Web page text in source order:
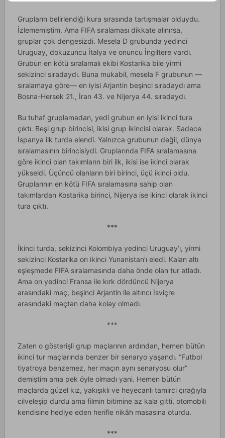
Grupların belirlendiği kura sırasında tartışmalar olduydu.
İzlememiştim. Ama FIFA sıralaması dikkate alınırsa,
gruplar çok dengesizdi. Mesela D grubunda yedinci
Uruguay, dokuzuncu İtalya ve onuncu İngiltere vardı.
Grubun en kötü sıralamalı ekibi Kostarika bile yirmi
sekizinci sıradaydı. Buna mukabil, mesela F grubunun —
sıralamaya göre— en iyisi Arjantin beşinci sıradaydı ama
Bosna-Hersek 21., İran 43. ve Nijerya 44. sıradaydı.
Bu tuhaf gruplamadan, yedi grubun en iyisi ikinci tura
çıktı. Beşi grup birincisi, ikisi grup ikincisi olarak. Sadece
İspanya ilk turda elendi. Yalnızca grubunun değil, dünya
sıralamasının birincisiydi. Gruplarında FIFA sıralamasına
göre ikinci olan takımların biri ilk, ikisi ise ikinci olarak
yükseldi. Üçüncü olanların biri birinci, üçü ikinci oldu.
Gruplarının en kötü FIFA sıralamasına sahip olan
takımlardan Kostarika birinci, Nijerya ise ikinci olarak ikinci
tura çıktı.
***
İkinci turda, sekizinci Kolombiya yedinci Uruguay’ı, yirmi
sekizinci Kostarika on ikinci Yunanistan’ı eledi. Kalan altı
eşleşmede FIFA sıralamasında daha önde olan tur atladı.
Ama on yedinci Fransa ile kırk dördüncü Nijerya
arasındaki maç, beşinci Arjantin ile altıncı İsviçre
arasındaki maçtan daha kolay olmadı.
***
Zaten o gösterişli grup maçlarının ardından, hemen bütün
ikinci tur maçlarında benzer bir senaryo yaşandı. “Futbol
tiyatroya benzemez, her maçın aynı senaryosu olur”
demiştim ama pek öyle olmadı yani. Hemen bütün
maçlarda güzel kız, yakışıklı ve heyecanlı tamirci çırağıyla
cilveleşip durdu ama filmin bitimine az kala gitti, otomobili
kendisine hediye eden herifle nikâh masasına oturdu.
***